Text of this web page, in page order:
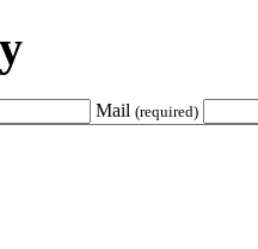
Mail (required)